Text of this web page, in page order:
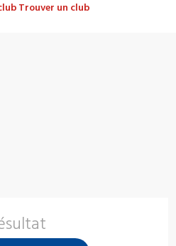
Trouver un club